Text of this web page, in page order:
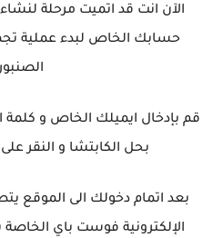
الآن انت قد اتميت مرحلة
حسابك الخاص لبدء عملية
قم بإدخال ايميلك الخاص و كلمة
بحل الكابتشا و النقر
بعد اتمام دخولك الى الموقع
الإلكترونية فوست باي